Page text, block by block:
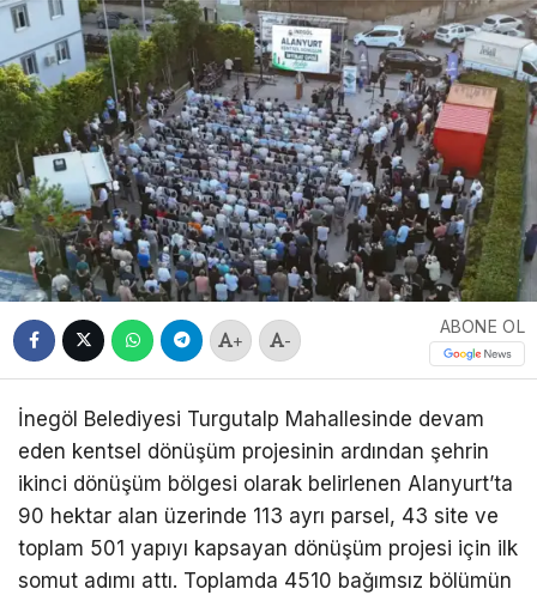
+ -
ABONE OL
İnegöl Belediyesi Turgutalp Mahallesinde devam
eden kentsel dönüşüm projesinin ardından şehrin
ikinci dönüşüm bölgesi olarak belirlenen Alanyurt’ta
90 hektar alan üzerinde 113 ayrı parsel, 43 site ve
toplam 501 yapıyı kapsayan dönüşüm projesi için ilk
somut adımı attı. Toplamda 4510 bağımsız bölümün